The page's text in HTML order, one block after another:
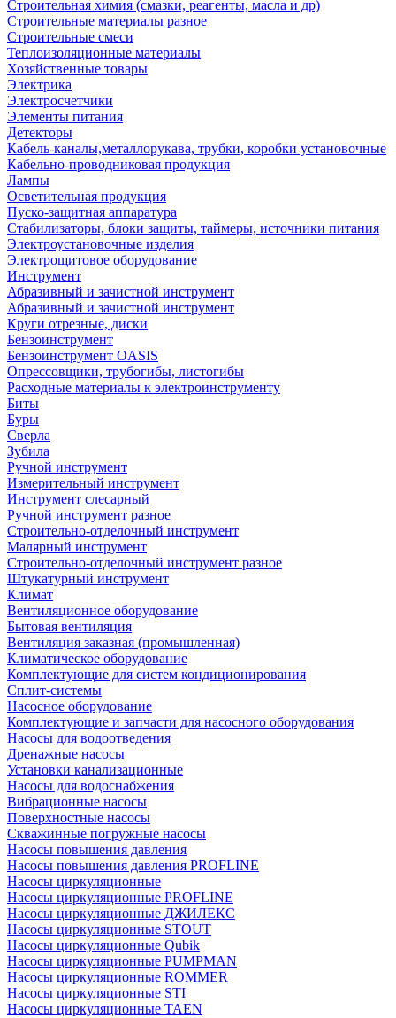
Строительная химия (смазки, реагенты, масла и др)
Строительные материалы разное
Строительные смеси
Теплоизоляционные материалы
Хозяйственные товары
Электрика
Электросчетчики
Элементы питания
Детекторы
Кабель-каналы,металлорукава, трубки, коробки установочные
Кабельно-проводниковая продукция
Лампы
Осветительная продукция
Пуско-защитная аппаратура
Стабилизаторы, блоки защиты, таймеры, источники питания
Электроустановочные изделия
Электрощитовое оборудование
Инструмент
Абразивный и зачистной инструмент
Абразивный и зачистной инструмент
Круги отрезные, диски
Бензоинструмент
Бензоинструмент OASIS
Опрессовщики, трубогибы, листогибы
Расходные материалы к электроинструменту
Биты
Буры
Сверла
Зубила
Ручной инструмент
Измерительный инструмент
Инструмент слесарный
Ручной инструмент разное
Строительно-отделочный инструмент
Малярный инструмент
Строительно-отделочный инструмент разное
Штукатурный инструмент
Климат
Вентиляционное оборудование
Бытовая вентиляция
Вентиляция заказная (промышленная)
Климатическое оборудование
Комплектующие для систем кондиционирования
Сплит-системы
Насосное оборудование
Комплектующие и запчасти для насосного оборудования
Насосы для водоотведения
Дренажные насосы
Установки канализационные
Насосы для водоснабжения
Вибрационные насосы
Поверхностные насосы
Скважинные погружные насосы
Насосы повышения давления
Насосы повышения давления PROFLINE
Насосы циркуляционные
Насосы циркуляционные PROFLINE
Насосы циркуляционные ДЖИЛЕКС
Насосы циркуляционные STOUT
Насосы циркуляционные Qubik
Насосы циркуляционные PUMPMAN
Насосы циркуляционные ROMMER
Насосы циркуляционные STI
Насосы циркуляционные TAEN